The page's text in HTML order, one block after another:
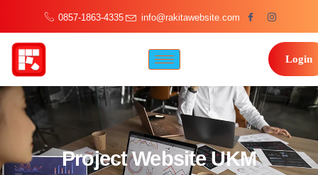
0857-1863-4335 info@rakitawebsite.com
Login
Project Website UKM